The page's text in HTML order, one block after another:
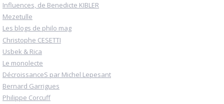
Influences, de Benedicte KIBLER
Mezetulle
Les blogs de philo mag
Christophe CESETTI
Usbek & Rica
Le monolecte
DécroissanceS par Michel Lepesant
Bernard Garrigues
Philippe Corcuff